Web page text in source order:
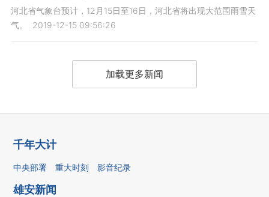
河北省气象台预计，12月15日至16日，河北省将出现大范围雨雪天
气。
2019-12-15 09:56:26
加载更多新闻
千年大计
中央部署 重大时刻 影音纪录
雄安新闻